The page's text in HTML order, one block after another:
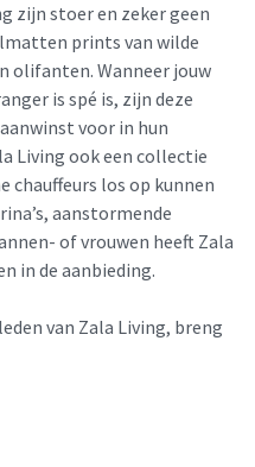
zijn stoer en zeker geen
prints van wilde
olifanten. Wanneer jouw
is spé is, zijn deze
voor in hun
Living ook een collectie
chauffeurs los op kunnen
aanstormende
of vrouwen heeft Zala
in de aanbieding.
van Zala Living, breng